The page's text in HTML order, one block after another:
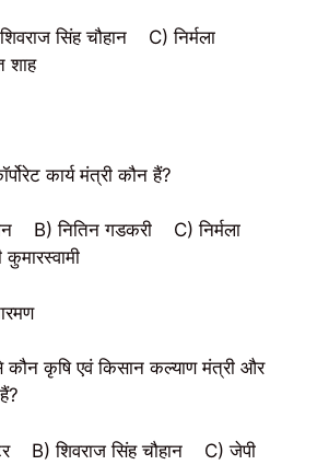
सिंह चौहान C) निर्मला
शाह
कार्य मंत्री कौन हैं?
B) नितिन गडकरी C) निर्मला
कौन कृषि एवं किसान कल्याण मंत्री और
B) शिवराज सिंह चौहान C) जेपी